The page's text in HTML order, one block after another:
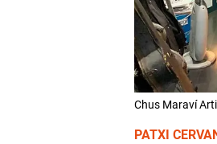
Chus Maraví
PATXI